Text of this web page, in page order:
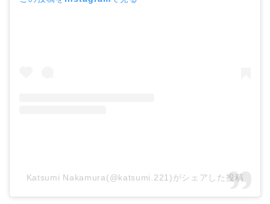
Katsumi Nakamura(@katsumi.221)がシェアした投稿